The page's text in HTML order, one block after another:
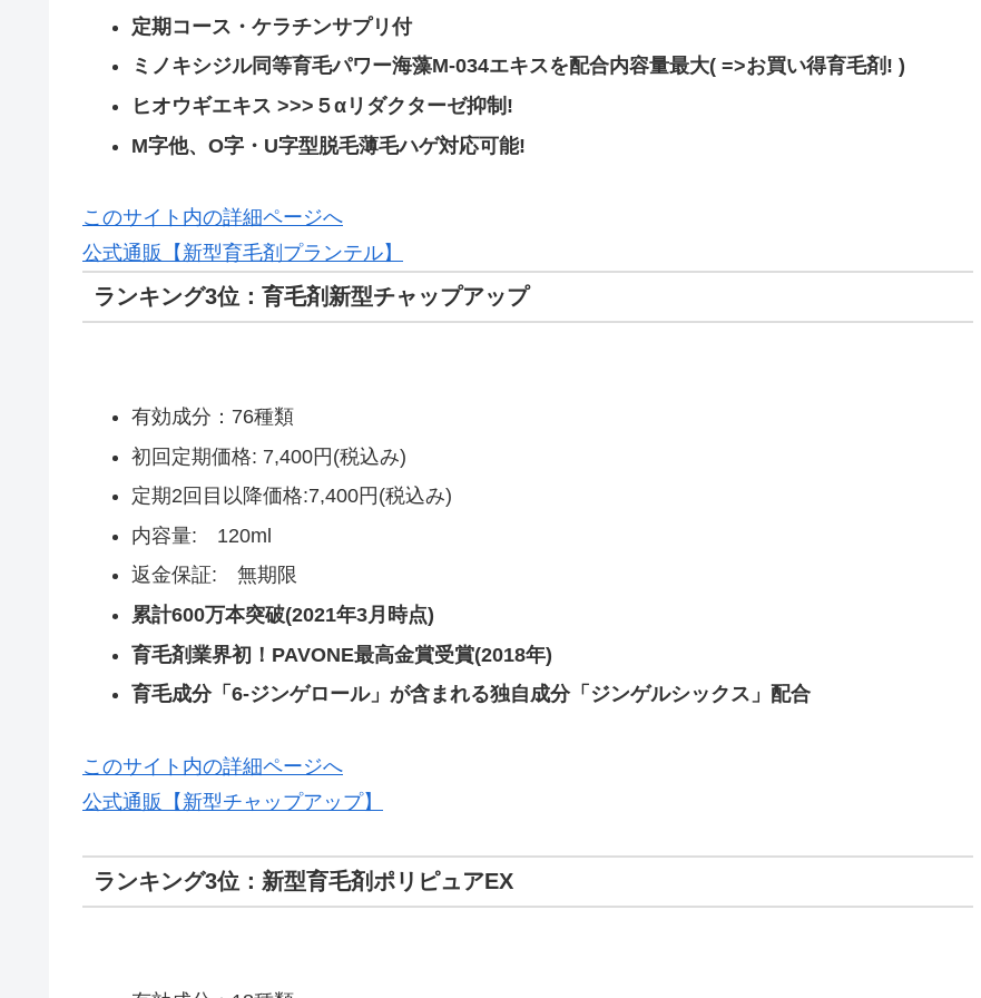
定期コース・ケラチンサプリ付
ミノキシジル同等育毛パワー海藻M-034エキスを配合内容量最大( =>お買い得育毛剤! )
ヒオウギエキス >>>５αリダクターゼ抑制!
M字他、O字・U字型脱毛薄毛ハゲ対応可能!
このサイト内の詳細ページへ
公式通販【新型育毛剤プランテル】
ランキング3位：育毛剤新型チャップアップ
有効成分：76種類
初回定期価格: 7,400円(税込み)
定期2回目以降価格:7,400円(税込み)
内容量: 120ml
返金保証: 無期限
累計600万本突破(2021年3月時点)
育毛剤業界初！PAVONE最高金賞受賞(2018年)
育毛成分「6-ジンゲロール」が含まれる独自成分「ジンゲルシックス」配合
このサイト内の詳細ページへ
公式通販【新型チャップアップ】
ランキング3位：新型育毛剤ポリピュアEX